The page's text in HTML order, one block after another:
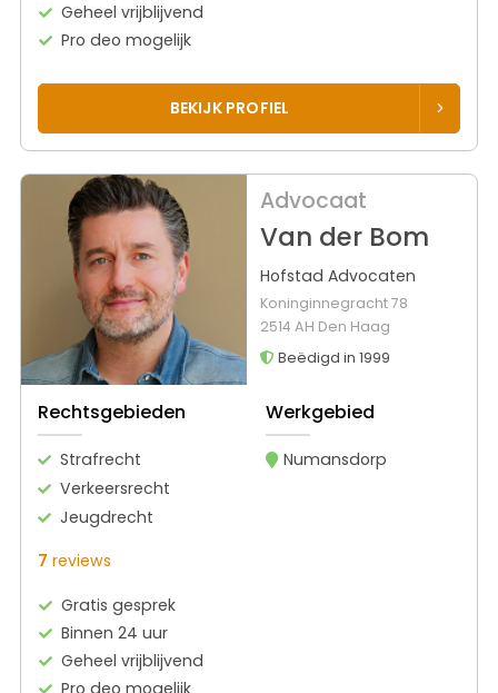
Geheel vrijblijvend
Pro deo mogelijk
BEKIJK PROFIEL
Advocaat
Van der Bom
Hofstad Advocaten
Koninginnegracht 78
2514 AH Den Haag
Beëdigd in 1999
Rechtsgebieden
Strafrecht
Verkeersrecht
Jeugdrecht
Werkgebied
Numansdorp
7 reviews
Gratis gesprek
Binnen 24 uur
Geheel vrijblijvend